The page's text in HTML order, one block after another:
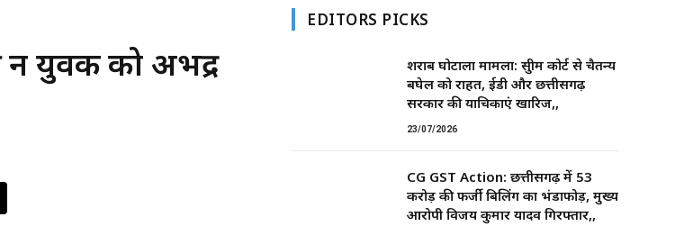
नें युवक को अभद्र
EDITORS PICKS
शराब घोटाला मामला: सुप्रीम कोर्ट से चैतन्य
बघेल को राहत, ईडी और छत्तीसगढ़
सरकार की याचिकाएं खारिज,,
23/07/2026
CG GST Action: छत्तीसगढ़ में 53
करोड़ की फर्जी बिलिंग का भंडाफोड़, मुख्य
आरोपी विजय कुमार यादव गिरफ्तार,,